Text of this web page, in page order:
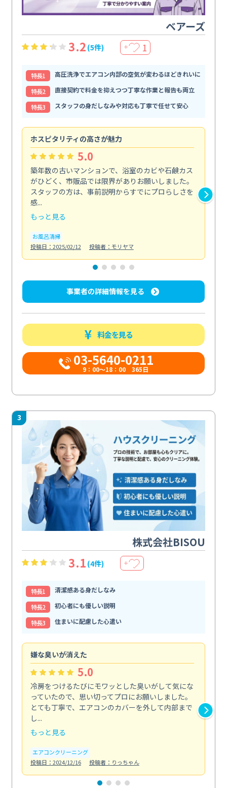
ベアーズ
3.2 (5件) ＋ 1
特⻑1
高圧洗浄でエアコン内部の空気が変わるほどきれいに
特⻑2
直接契約で料金を抑えつつ丁寧な作業と報告も両立
特⻑3
スタッフの身だしなみや対応も丁寧で任せて安心
ホスピタリティの高さが魅力
5.0
築年数の古いマンションで、浴室のカビや石鹸カス
がひどく、市販品では限界がありお願いしました。
スタッフの方は、事前説明からすでにプロらしさを
感...
もっと見る
お風呂清掃
投稿日：2025/02/12
投稿者：モリヤマ
事業者の詳細情報を見る
料金を見る
03-5640-0211
9：00～18：00 365日
3
株式会社BISOU
3.1 (4件) ＋
特⻑1
清潔感ある身だしなみ
特⻑2
初心者にも優しい説明
特⻑3
住まいに配慮した心遣い
嫌な臭いが消えた
5.0
冷房をつけるたびにモワッとした臭いがして気にな
っていたので、思い切ってプロにお願いしました。
とても丁寧で、エアコンのカバーを外して内部まで
し...
もっと見る
エアコンクリーニング
投稿日：2024/12/16
投稿者：りっちゃん